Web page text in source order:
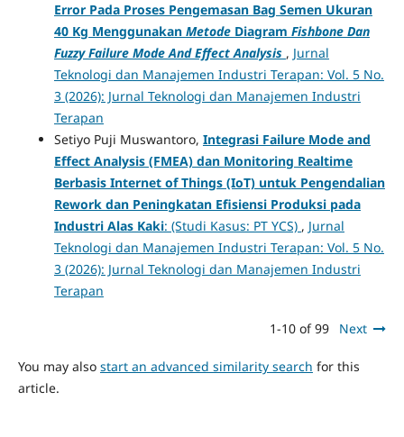
Error Pada Proses Pengemasan Bag Semen Ukuran
40 Kg Menggunakan Metode Diagram Fishbone Dan
Fuzzy Failure Mode And Effect Analysis , Jurnal
Teknologi dan Manajemen Industri Terapan: Vol. 5 No.
3 (2026): Jurnal Teknologi dan Manajemen Industri
Terapan
Setiyo Puji Muswantoro, Integrasi Failure Mode and
Effect Analysis (FMEA) dan Monitoring Realtime
Berbasis Internet of Things (IoT) untuk Pengendalian
Rework dan Peningkatan Efisiensi Produksi pada
Industri Alas Kaki: (Studi Kasus: PT YCS) , Jurnal
Teknologi dan Manajemen Industri Terapan: Vol. 5 No.
3 (2026): Jurnal Teknologi dan Manajemen Industri
Terapan
1-10 of 99 Next
You may also start an advanced similarity search for this
article.